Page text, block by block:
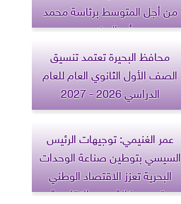
من أجل المتوسط برئاسة محمد
أبو العينين
محافظ البحيرة تعتمد تنسيق
الصف الأول الثانوي العام للعام
الدراسي 2026 - 2027
عمر الغنيمي: توجيهات الرئيس
السيسي بتوطين صناعة الوحدات
البحرية تعزز الاقتصاد الوطني
وتدعم مكانة مصر الإقليمية